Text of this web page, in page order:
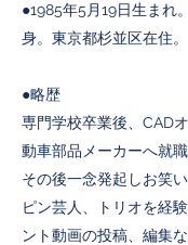
●1985年5月19日生まれ
身。東京都杉並区在住。
●略歴
専門学校卒業後、CAD
動車部品メーカーへ就職
その後一念発起しお笑
ピン芸人、トリオを経
ント動画の投稿、編集な